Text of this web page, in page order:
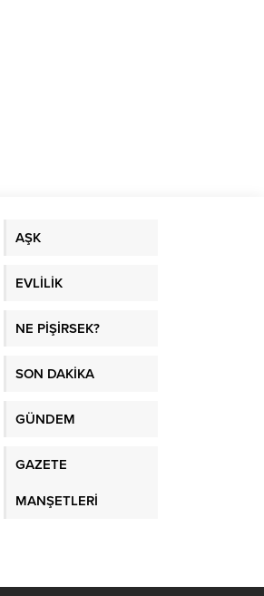
AŞK
EVLİLİK
NE PİŞİRSEK?
SON DAKİKA
GÜNDEM
GAZETE
MANŞETLERİ